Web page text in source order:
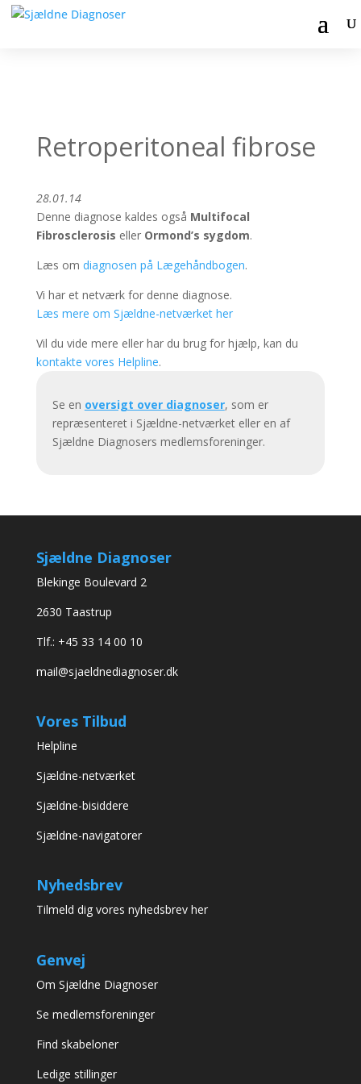
Retroperitoneal fibrose
28.01.14
Denne diagnose kaldes også Multifocal
Fibrosclerosis eller Ormond’s sygdom.
Læs om diagnosen på Lægehåndbogen.
Vi har et netværk for denne diagnose.
Læs mere om Sjældne-netværket her
Vil du vide mere eller har du brug for hjælp, kan du
kontakte vores Helpline.
Se en oversigt over diagnoser, som er
repræsenteret i Sjældne-netværket eller en af
Sjældne Diagnosers medlemsforeninger.
Sjældne Diagnoser
Blekinge Boulevard 2
2630 Taastrup
Tlf.: +45 33 14 00 10
mail@sjaeldnediagnoser.dk
Vores Tilbud
Helpline
Sjældne-netværket
Sjældne-bisiddere
Sjældne-navigatorer
Nyhedsbrev
Tilmeld dig vores nyhedsbrev her
Genvej
Om Sjældne Diagnoser
Se medlemsforeninger
Find skabeloner
Ledige stillinger